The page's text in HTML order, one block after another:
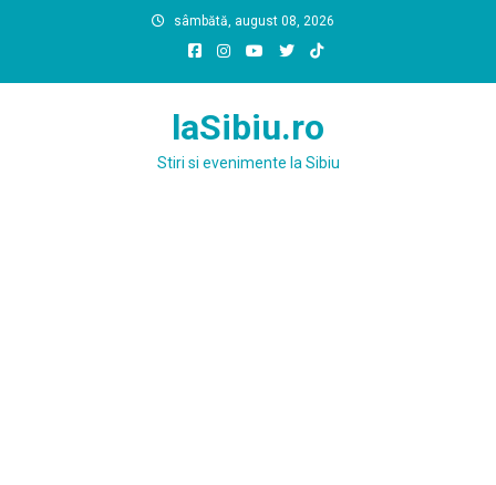
sâmbătă, august 08, 2026
laSibiu.ro
Stiri si evenimente la Sibiu